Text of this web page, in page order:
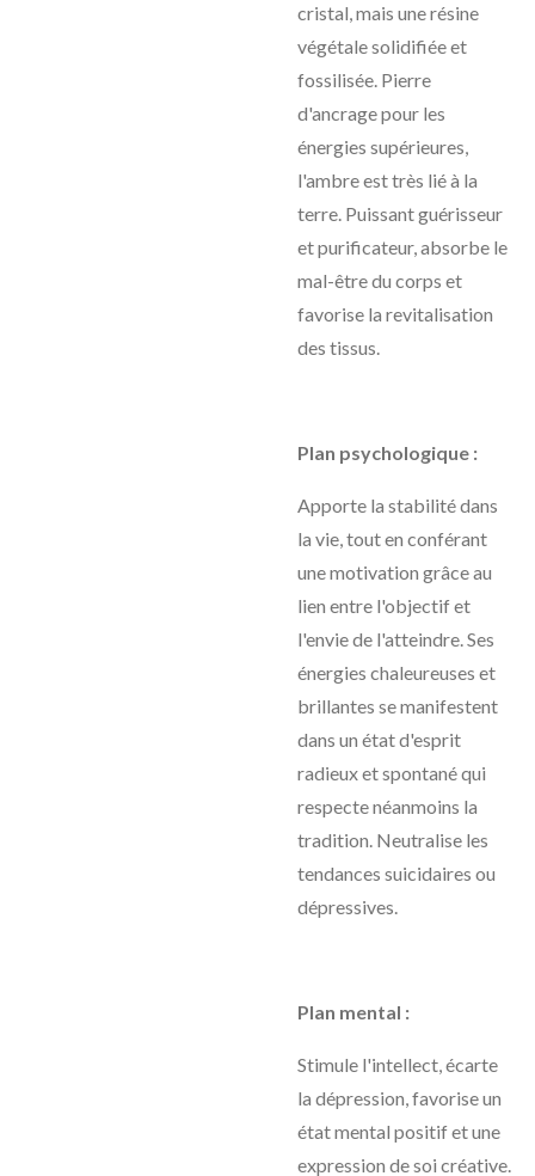
cristal, mais une résine
végétale solidifiée et
fossilisée. Pierre
d'ancrage pour les
énergies supérieures,
l'ambre est très lié à la
terre. Puissant guérisseur
et purificateur, absorbe le
mal-être du corps et
favorise la revitalisation
des tissus.
Plan psychologique :
Apporte la stabilité dans
la vie, tout en conférant
une motivation grâce au
lien entre l'objectif et
l'envie de l'atteindre. Ses
énergies chaleureuses et
brillantes se manifestent
dans un état d'esprit
radieux et spontané qui
respecte néanmoins la
tradition. Neutralise les
tendances suicidaires ou
dépressives.
Plan mental :
Stimule l'intellect, écarte
la dépression, favorise un
état mental positif et une
expression de soi créative.